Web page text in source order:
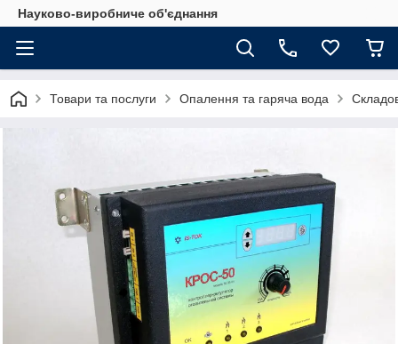
Науково-виробниче об'єднання
Товари та послуги Опалення та гаряча вода